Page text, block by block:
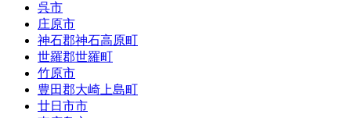
呉市
庄原市
神石郡神石高原町
世羅郡世羅町
竹原市
豊田郡大崎上島町
廿日市市